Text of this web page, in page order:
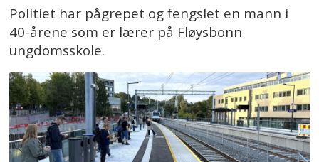
Politiet har pågrepet og fengslet en mann i
40-årene som er lærer på Fløysbonn
ungdomsskole.